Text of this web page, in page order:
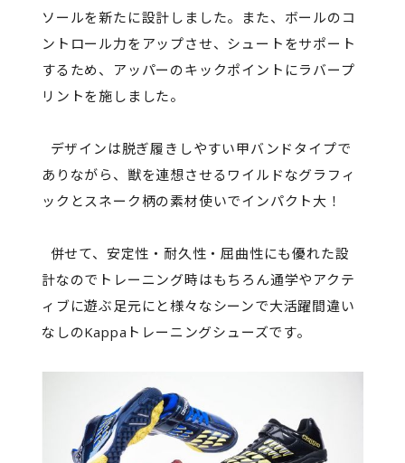
ソールを新たに設計しました。また、ボールのコ
ントロール力をアップさせ、シュートをサポート
するため、アッパーのキックポイントにラバープ
リントを施しました。
デザインは脱ぎ履きしやすい甲バンドタイプで
ありながら、獣を連想させるワイルドなグラフィ
ックとスネーク柄の素材使いでインパクト大！
併せて、安定性・耐久性・屈曲性にも優れた設
計なのでトレーニング時はもちろん通学やアクテ
ィブに遊ぶ足元にと様々なシーンで大活躍間違い
なしのKappaトレーニングシューズです。